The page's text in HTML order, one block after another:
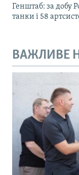
Генштаб: за добу
танки і 58
ВАЖЛИВЕ